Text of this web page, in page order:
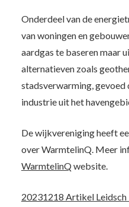
Onderdeel van de
van woningen en
aardgas te baseren maar
alternatieven zoals
stadsverwarming,
industrie uit het
De wijkvereniging heeft
over WarmtelinQ. Meer
WarmtelinQwebsite.
20231218 Artikel